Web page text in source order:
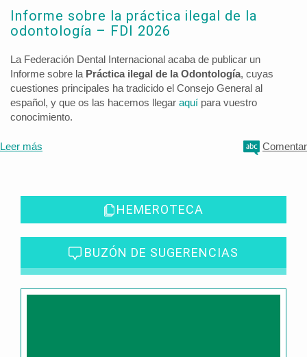
Informe sobre la práctica ilegal de la
odontología – FDI 2026
La Federación Dental Internacional acaba de publicar un
Informe sobre la Práctica ilegal de la Odontología, cuyas
cuestiones principales ha tradicido el Consejo General al
español, y que os las hacemos llegar aquí para vuestro
conocimiento.
Leer más Comentar
HEMEROTECA
BUZÓN DE SUGERENCIAS